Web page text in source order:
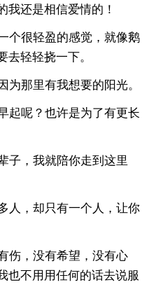
我还是相信爱情的！
个很轻盈的感觉，就像鹅
轻轻挠一下。
为那里有我想要的阳光。
起呢？也许是为了有更长
子，我就陪你走到这里
人，却只有一个人，让你
伤，没有希望，没有心
也不用用任何的话去说服